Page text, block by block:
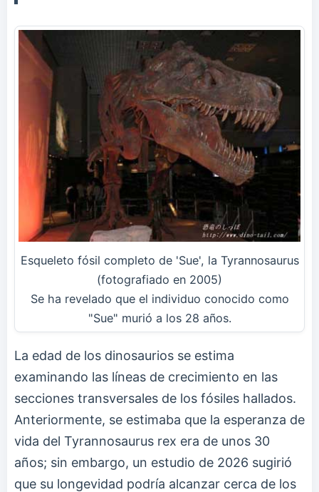
Esqueleto fósil completo de 'Sue', la Tyrannosaurus
(fotografiado en 2005)
Se ha revelado que el individuo conocido como
"Sue" murió a los 28 años.
La edad de los dinosaurios se estima
examinando las líneas de crecimiento en las
secciones transversales de los fósiles hallados.
Anteriormente, se estimaba que la esperanza de
vida del Tyrannosaurus rex era de unos 30
años; sin embargo, un estudio de 2026 sugirió
que su longevidad podría alcanzar cerca de los